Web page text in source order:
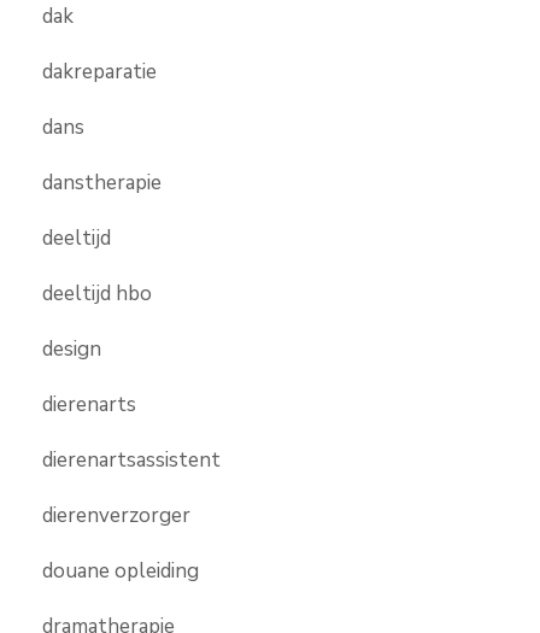
dak
dakreparatie
dans
danstherapie
deeltijd
deeltijd hbo
design
dierenarts
dierenartsassistent
dierenverzorger
douane opleiding
dramatherapie